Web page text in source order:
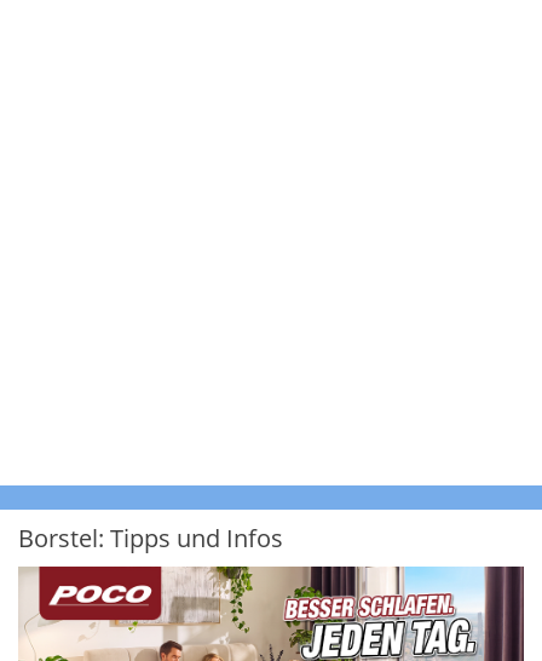
Borstel: Tipps und Infos